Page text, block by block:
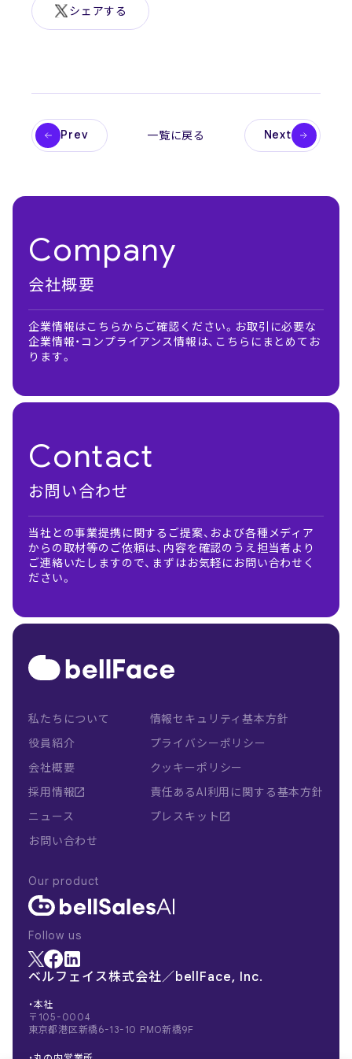
シェアする
Prev 一覧に戻る Next
Company
会社概要
企業情報はこちらからご確認ください。お取引に必要な
企業情報・コンプライアンス情報は、こちらにまとめてお
ります。
Contact
お問い合わせ
当社との事業提携に関するご提案、および各種メディア
からの取材等のご依頼は、内容を確認のうえ担当者より
ご連絡いたしますので、まずはお気軽にお問い合わせく
ださい。
ベルフェイス株式会社／bellFace, Inc.
・本社
〒105-0004
東京都港区新橋6-13-10 PMO新橋9F
私たちについて
役員紹介
会社概要
採用情報
ニュース
お問い合わせ
情報セキュリティ基本方針
プライバシーポリシー
クッキーポリシー
責任あるAI利用に関する基本方針
プレスキット
Our product
Follow us